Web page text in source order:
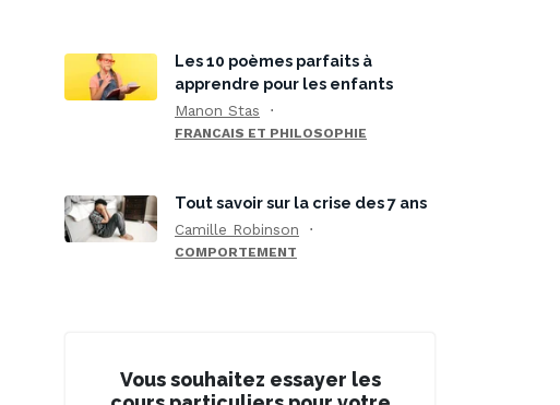
Les 10 poèmes parfaits à
apprendre pour les enfants
Manon Stas
FRANCAIS ET PHILOSOPHIE
Tout savoir sur la crise des 7 ans
Camille Robinson
COMPORTEMENT
Vous souhaitez essayer les